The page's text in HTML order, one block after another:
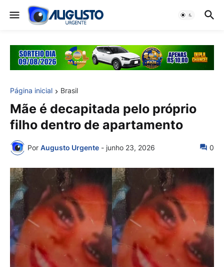
Página inicial Brasil
Mãe é decapitada pelo próprio
filho dentro de apartamento
Por Augusto Urgente - junho 23, 2026 0